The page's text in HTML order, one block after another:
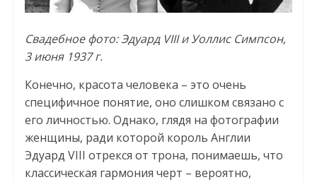
Свадебное фото: Эдуард VIII и Уоллис Симпсон,
3 июня 1937 г.
Конечно, красота человека – это очень
специфичное понятие, оно слишком связано с
его личностью. Однако, глядя на фотографии
женщины, ради которой король Англии
Эдуард VIII отрекся от трона, понимаешь, что
классическая гармония черт – вероятно,